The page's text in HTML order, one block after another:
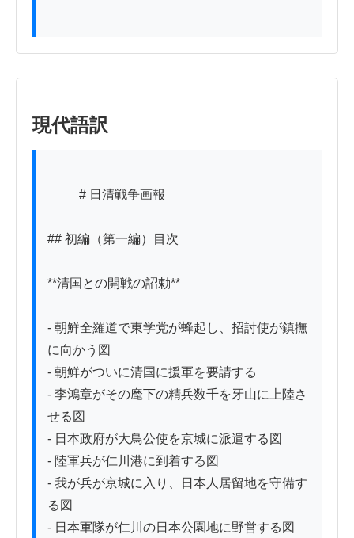
現代語訳
## 初編（第一編）目次
**清国との開戦の詔勅**
- 朝鮮全羅道で東学党が蜂起し、招討使が鎮撫
に向かう図
- 朝鮮がついに清国に援軍を要請する
- 李鴻章がその麾下の精兵数千を牙山に上陸さ
せる図
- 日本政府が大鳥公使を京城に派遣する図
- 陸軍兵が仁川港に到着する図
- 我が兵が京城に入り、日本人居留地を守備す
る図
- 日本軍隊が仁川の日本公園地に野営する図